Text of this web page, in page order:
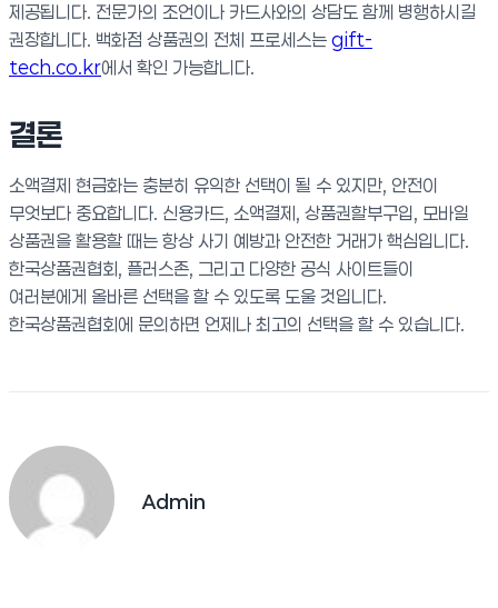
제공됩니다. 전문가의 조언이나 카드사와의 상담도 함께 병행하시길
권장합니다. 백화점 상품권의 전체 프로세스는 gift-
tech.co.kr에서 확인 가능합니다.
결론
소액결제 현금화는 충분히 유익한 선택이 될 수 있지만, 안전이
무엇보다 중요합니다. 신용카드, 소액결제, 상품권할부구입, 모바일
상품권을 활용할 때는 항상 사기 예방과 안전한 거래가 핵심입니다.
한국상품권협회, 플러스존, 그리고 다양한 공식 사이트들이
여러분에게 올바른 선택을 할 수 있도록 도울 것입니다.
한국상품권협회에 문의하면 언제나 최고의 선택을 할 수 있습니다.
Admin